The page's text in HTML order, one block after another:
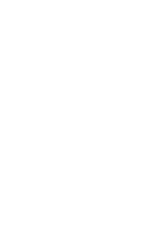
Formation
244.30€ HT au lieu de